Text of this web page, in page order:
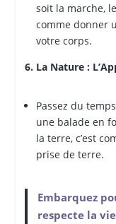
soit la marche,
comme donner
votre corps.
6. La Nature :
Passez du
une balade en
la terre, c’est
prise de terre.
Embarquez
respecte la